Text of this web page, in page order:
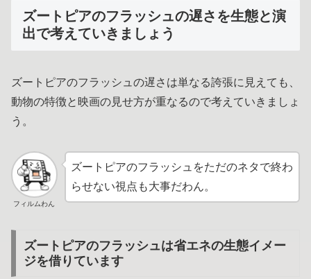
ズートピアのフラッシュの遅さを生態と演
出で考えていきましょう
ズートピアのフラッシュの遅さは単なる誇張に見えても、
動物の特徴と映画の見せ方が重なるので考えていきましょ
う。
フィルムわん
ズートピアのフラッシュをただのネタで終わ
らせない視点も大事だわん。
ズートピアのフラッシュは省エネの生態イメー
ジを借りています